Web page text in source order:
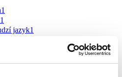
1
1
jazyk1